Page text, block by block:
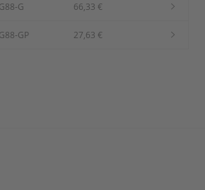
G 66,33 €
GP 27,63 €